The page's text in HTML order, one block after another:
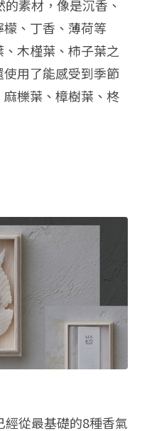
素材，像是沉香、
、丁香、薄荷等
木槿葉、柿子葉之
用了能感受到季節
櫟葉、樟樹葉、柊
經從最基礎的8種香氣